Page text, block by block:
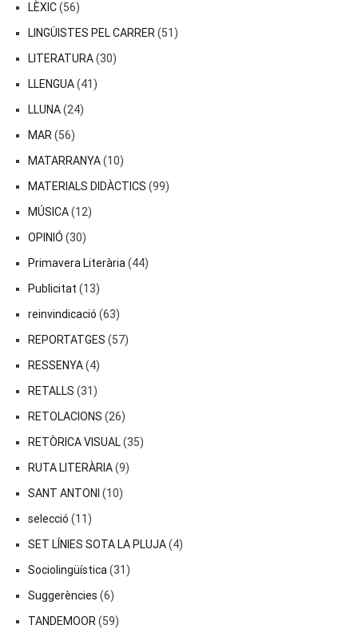
LÈXIC(56)
LINGÜISTES PEL CARRER (51)
LITERATURA(30)
LLENGUA(41)
LLUNA(24)
MAR (56)
MATARRANYA(10)
MATERIALS DIDÀCTICS (99)
MÚSICA(12)
OPINIÓ (30)
Primavera Literària (44)
Publicitat (13)
reinvindicació (63)
REPORTATGES (57)
RESSENYA(4)
RETALLS (31)
RETOLACIONS (26)
RETÒRICA VISUAL(35)
RUTA LITERÀRIA(9)
SANT ANTONI (10)
selecció (11)
SET LÍNIES SOTA LA PLUJA(4)
Sociolingüística (31)
Suggerències (6)
TANDEMOOR (59)